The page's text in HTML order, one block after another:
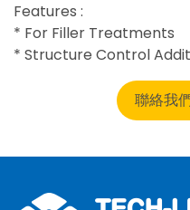
Features :
* For Filler Treatments
* Structure Control
聯絡我